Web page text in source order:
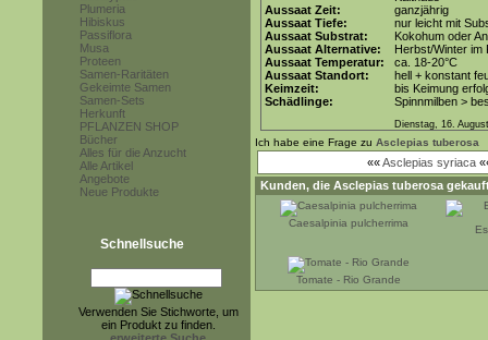
Plumeria
Hibiskus
Passiflora
Musa
Proteen
Samen-Raritäten
Gekeimte Samen
Samen-Sets
Herkunft
PFLANZEN SHOP
Bücher
Alles für die Anzucht
Alle Artikel
Angebote
Neue Produkte
Schnellsuche
Verwenden Sie Stichworte, um
ein Produkt zu finden.
Aussaat Zeit:
ganzjährig
Aussaat Tiefe:
nur leicht mit
Aussaat Substrat:
Kokohum oder
Aussaat Alternative:
Herbst/Winter im
Aussaat Temperatur:
ca. 18-20°C
Aussaat Standort:
hell + konstant
Keimzeit:
bis Keimung
Schädlinge:
Spinnmilben >
Dienstag, 16.
Ich habe eine Frage zu Asclepias tuberosa
««Asclepias syriaca
Kunden, die Asclepias tuberosa
Caesalpinia pulcherrima
Tomate - Rio Grande